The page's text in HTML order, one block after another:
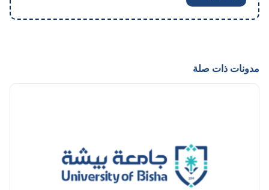
مدونات ذات صلة